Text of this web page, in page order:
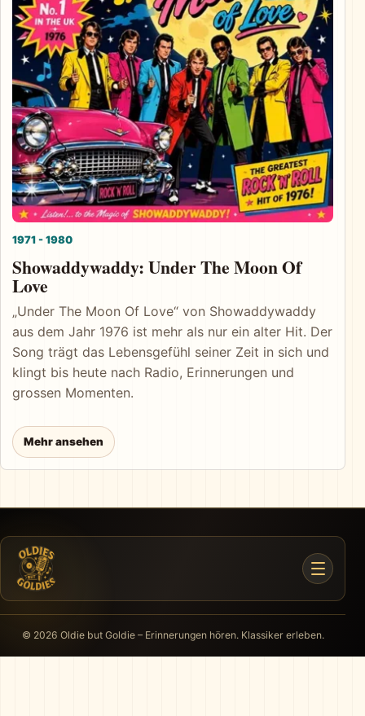
1971 - 1980
Showaddywaddy: Under The Moon Of
Love
„Under The Moon Of Love“ von Showaddywaddy
aus dem Jahr 1976 ist mehr als nur ein alter Hit. Der
Song trägt das Lebensgefühl seiner Zeit in sich und
klingt bis heute nach Radio, Erinnerungen und
grossen Momenten.
Mehr ansehen
© 2026 Oldie but Goldie – Erinnerungen hören. Klassiker erleben.